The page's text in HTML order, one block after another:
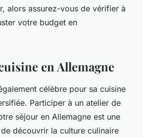
alors assurez-vous de vérifier à
votre budget en
en Allemagne
célèbre pour sa cuisine
Participer à un atelier de
séjour en Allemagne est une
découvrir la culture culinaire